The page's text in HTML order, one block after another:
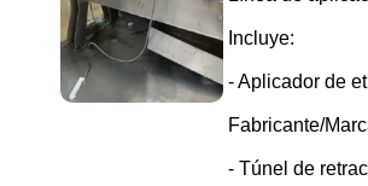
Incluye:
- Aplicador de
Fabricante/
- Túnel de